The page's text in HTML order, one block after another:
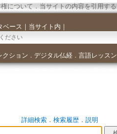
について．当サイトの内容を引用する
ベース ｜ 当サイト内 ｜
クション ． デジタル仏経． 言語レッスン
詳細検索． 検索履歴． 説明